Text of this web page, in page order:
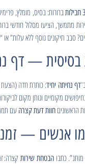
3 חבילות ברורות: בסיס, מומלץ,
ללא עלות” או “אספקה תוך 5 ימי עסקים—או הנחה של 10%”). הבטחות קטנות, ממומשות
דף נחיתה יחיד: כותרת חדה (הצעת הערך), 3
מקומיים ונותן מקום
הראשונים חוות דעת קצרה עם
מותג”. כתבוהבטחת שירותקצרה: